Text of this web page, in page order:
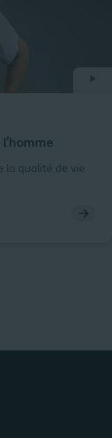
la qualité de vie